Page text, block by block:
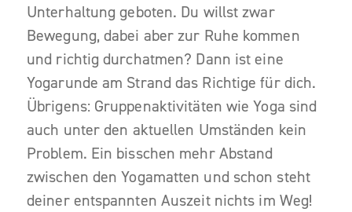
Unterhaltung geboten. Du willst zwar
Bewegung, dabei aber zur Ruhe kommen
und richtig durchatmen? Dann ist eine
Yogarunde am Strand das Richtige für dich.
Übrigens: Gruppenaktivitäten wie Yoga sind
auch unter den aktuellen Umständen kein
Problem. Ein bisschen mehr Abstand
zwischen den Yogamatten und schon steht
deiner entspannten Auszeit nichts im Weg!